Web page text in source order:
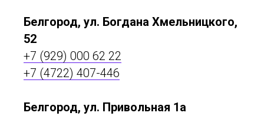
Белгород, ул. Богдана Хмельницкого,
52
+7 (929) 000 62 22
+7 (4722) 407-446
Белгород, ул. Привольная 1а